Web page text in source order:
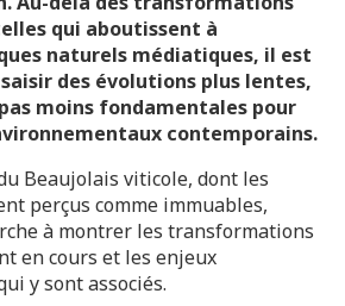
qui aboutissent à
naturels médiatiques, il est
des évolutions plus lentes,
moins fondamentales pour
contemporains.
Beaujolais viticole, dont les
perçus comme immuables,
à montrer les transformations
en cours et les enjeux
y sont associés.